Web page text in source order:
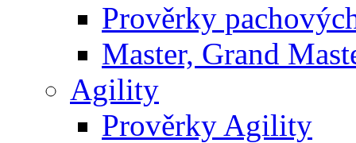
Prověrky
Master, Grand
Agility
Prověrky Agility